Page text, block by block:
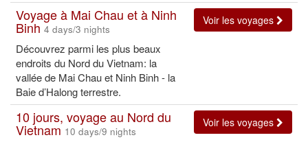
Voyage à Mai Chau et à Ninh
Binh 4 days/3 nights
Découvrez parmi les plus beaux
endroits du Nord du Vietnam: la
vallée de Mai Chau et Ninh Binh - la
Baie d’Halong terrestre.
Voir les voyages
10 jours, voyage au Nord du
Vietnam 10 days/9 nights
Voir les voyages